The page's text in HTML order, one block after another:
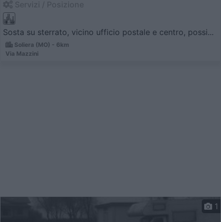
Sosta su sterrato, vicino ufficio postale e centro, possi...
Soliera (MO) - 6km
Via Mazzini
1